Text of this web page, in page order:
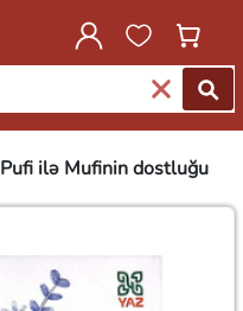
Pufi ilə Mufinin dostluğu